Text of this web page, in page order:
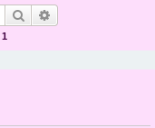
Suche
1